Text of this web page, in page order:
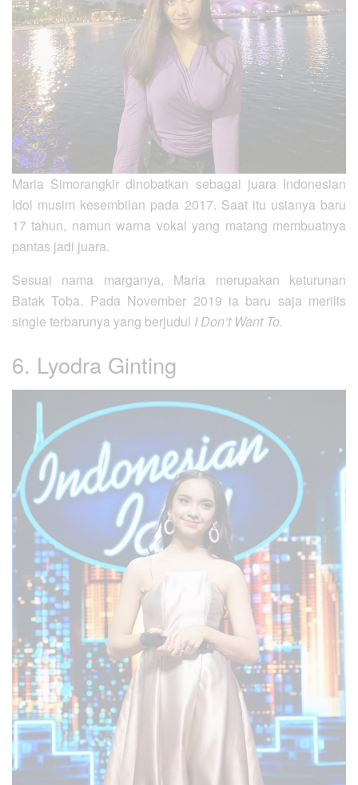
Maria Simorangkir dinobatkan sebagai juara Indonesian
Idol musim kesembilan pada 2017. Saat itu usianya baru
17 tahun, namun warna vokal yang matang membuatnya
pantas jadi juara.
Sesuai nama marganya, Maria merupakan keturunan
Batak Toba. Pada November 2019 ia baru saja merilis
single terbarunya yang berjudul I Don’t Want To.
6. Lyodra Ginting